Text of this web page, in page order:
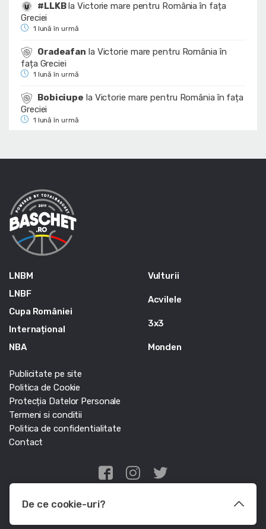
#LLKBlaVictorie mare pentru România în fața
Greciei
1 lună în urmă
Oradeafan la Victorie mare pentru România în
fața Greciei
1 lună în urmă
Bobiciupe la Victorie mare pentru România în fața
Greciei
1 lună în urmă
LNBM
LNBF
Cupa României
Internațional
NBA
Vulturii
Acvilele
3x3
Monden
Publicitate pe site
Politica de Cookie
Protecția Datelor Personale
Termeni si conditii
Politica de confidentialitate
Contact
Edris Digital Agency
De ce cookie-uri?